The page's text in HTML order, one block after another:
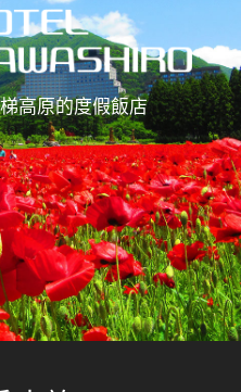
高原的度假飯店